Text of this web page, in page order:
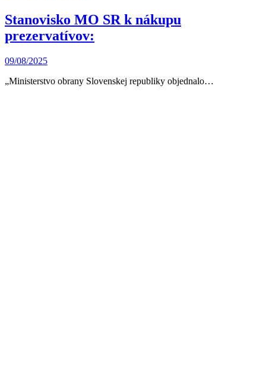
Stanovisko MO SR k nákupu
prezervatívov:
09/08/2025
„Ministerstvo obrany Slovenskej republiky objednalo…